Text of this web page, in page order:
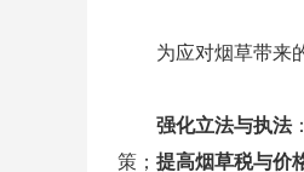
为应对烟草带来
强化立法与执法
策； 提高烟草税与价